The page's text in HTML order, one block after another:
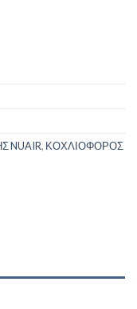
NUAIR, ΚΟΧΛΙΟΦΟΡΟΣ